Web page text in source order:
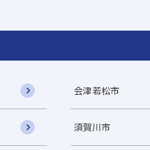
会津若松市
須賀川市